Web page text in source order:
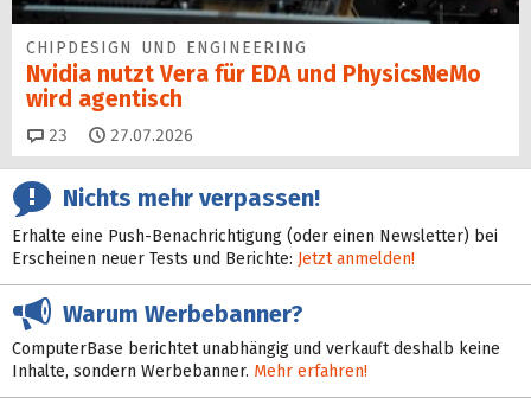
CHIPDESIGN UND ENGINEERING
Nvidia nutzt Vera für EDA und PhysicsNeMo
wird agentisch
23 Kommentare
27.07.2026
Nichts mehr verpassen!
Erhalte eine Push-Benachrichtigung (oder einen Newsletter) bei
Erscheinen neuer Tests und Berichte: Jetzt anmelden!
Warum Werbebanner?
ComputerBase berichtet unabhängig und verkauft deshalb keine
Inhalte, sondern Werbebanner. Mehr erfahren!